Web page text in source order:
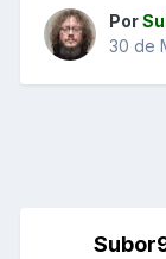
Por
30 de